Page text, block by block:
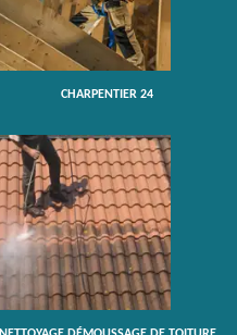
CHARPENTIER 24